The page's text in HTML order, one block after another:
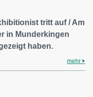
tritt auf / Am
in Munderkingen
haben.
mehr